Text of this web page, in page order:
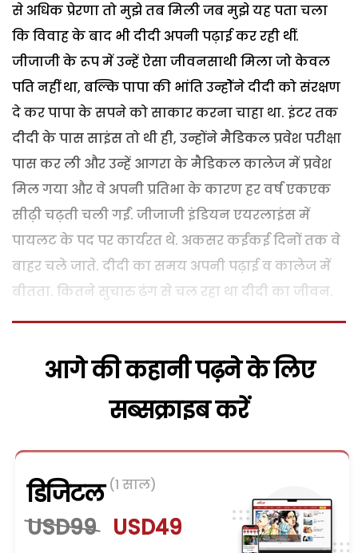
से अधिक प्रेरणा तो मुझे तब मिली जब मुझे यह पता चला
कि विवाह के बाद भी दीदी अपनी पढ़ाई कर रही थीं.
जीजाजी के रूप में उन्हें ऐसा जीवनसाथी मिला जो केवल
पति नहीं था, बल्कि पापा की भांति उन्होेंने दीदी को संरक्षण
दे कर पापा के सपने को साकार करना चाहा था. इंटर तक
दीदी के पास साइंस तो थी ही, उन्होंने मैडिकल प्रवेश परीक्षा
पास कर ली और उन्हें आगरा के मैडिकल कालेज में प्रवेश
मिल गया और वे अपनी प्रतिभा के कारण हर वर्ष एकएक
सीढ़ी चढ़ती चली गईं. जीजाजी इंडियन एयरलाइंस में
पायलट के पद पर कार्यरत थे. अकसर कईकई दिनों तक वे
बाहर चले जाते. दीदी का समय अपनी पढ़ाई व कालेज में
बीतता. कितने सुचारु ढंग से चल रहा था दीदी का जीवन.
आगे की कहानी पढ़ने के लिए
सब्सक्राइब करें
डिजिटल (1 साल)
USD99 USD49